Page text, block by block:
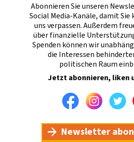
Abonnieren Sie unseren
Social Media-Kanäle, damit Sie
uns verpassen. Außerdem
über finanzielle
Spenden können wir
die Interessen
politischen Raum
Jetzt abonnieren, liken
Facebook
Newsletter